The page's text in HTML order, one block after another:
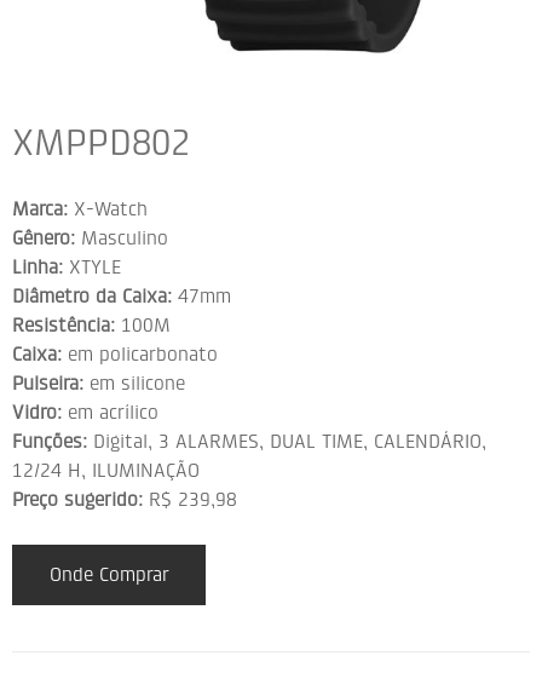
XMPPD802
Marca: X-Watch
Gênero: Masculino
Linha: XTYLE
Diâmetro da Caixa: 47mm
Resistência: 100M
Caixa: em policarbonato
Pulseira: em silicone
Vidro: em acrílico
Funções: Digital, 3 ALARMES, DUAL TIME, CALENDÁRIO,
12/24 H, ILUMINAÇÃO
Preço sugerido: R$ 239,98
Onde Comprar